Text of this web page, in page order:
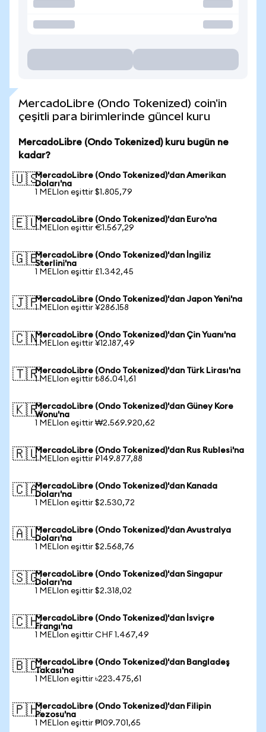
MercadoLibre (Ondo Tokenized) coin'in
çeşitli para birimlerinde güncel kuru
MercadoLibre (Ondo Tokenized) kuru bugün ne
kadar?
🇺🇸MercadoLibre (Ondo Tokenized)'dan Amerikan
Doları'na
1 MELIon eşittir $1.805,79
🇪🇺MercadoLibre (Ondo Tokenized)'dan Euro'na
1 MELIon eşittir €1.567,29
🇬🇧MercadoLibre (Ondo Tokenized)'dan İngiliz
Sterlini'na
1 MELIon eşittir £1.342,45
🇯🇵MercadoLibre (Ondo Tokenized)'dan Japon Yeni'na
1 MELIon eşittir ¥286.158
🇨🇳MercadoLibre (Ondo Tokenized)'dan Çin Yuanı'na
1 MELIon eşittir ¥12.187,49
🇹🇷MercadoLibre (Ondo Tokenized)'dan Türk Lirası'na
1 MELIon eşittir ₺86.041,61
🇰🇷MercadoLibre (Ondo Tokenized)'dan Güney Kore
Wonu'na
1 MELIon eşittir ₩2.569.920,62
🇷🇺MercadoLibre (Ondo Tokenized)'dan Rus Rublesi'na
1 MELIon eşittir ₽149.877,88
🇨🇦MercadoLibre (Ondo Tokenized)'dan Kanada
Doları'na
1 MELIon eşittir $2.530,72
🇦🇺MercadoLibre (Ondo Tokenized)'dan Avustralya
Doları'na
1 MELIon eşittir $2.568,76
🇸🇬MercadoLibre (Ondo Tokenized)'dan Singapur
Doları'na
1 MELIon eşittir $2.318,02
🇨🇭MercadoLibre (Ondo Tokenized)'dan İsviçre
Frangı'na
1 MELIon eşittir CHF 1.467,49
🇧🇩MercadoLibre (Ondo Tokenized)'dan Bangladeş
Takası'na
1 MELIon eşittir ৳223.475,61
🇵🇭MercadoLibre (Ondo Tokenized)'dan Filipin
Pezosu'na
1 MELIon eşittir ₱109.701,65